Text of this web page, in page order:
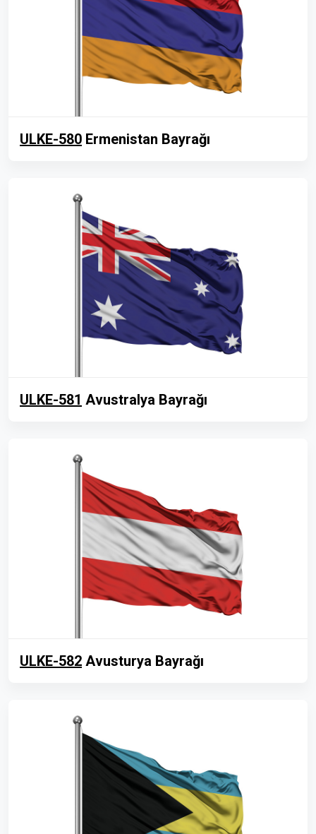
ULKE-580 Ermenistan Bayrağı
ULKE-581 Avustralya Bayrağı
ULKE-582 Avusturya Bayrağı